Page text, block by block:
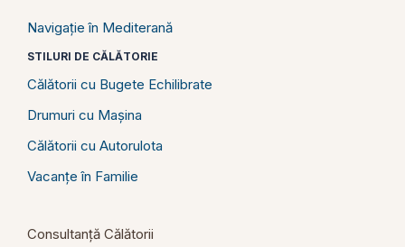
Navigație în Mediterană
STILURI DE CĂLĂTORIE
Călătorii cu Bugete Echilibrate
Drumuri cu Mașina
Călătorii cu Autorulota
Vacanțe în Familie
Consultanță Călătorii